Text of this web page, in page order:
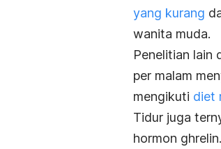
yang kurang
wanita muda.
Penelitian lain
per malam
mengikuti diet
Tidur juga
hormon